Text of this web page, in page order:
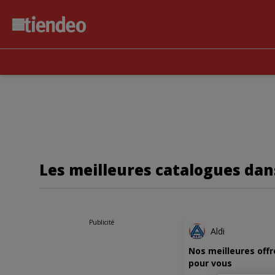
Les meilleures catalogues
Publicité
Aldi
Nos meilleures
pour vous